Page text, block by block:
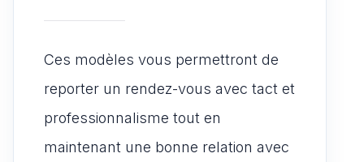
Ces modèles vous permettront de
reporter un rendez-vous avec tact et
professionnalisme tout en
maintenant une bonne relation avec